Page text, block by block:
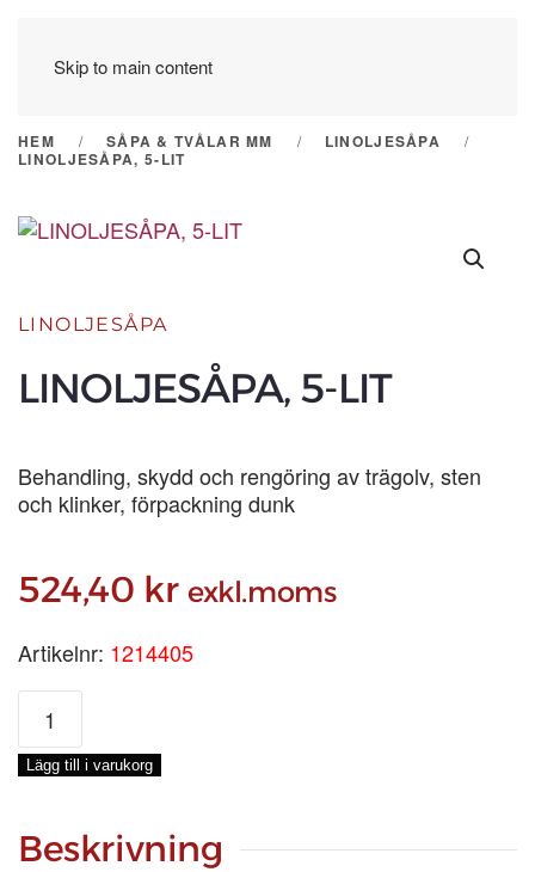
Skip to main content
HEM SÅPA & TVÅLAR MM
LINOLJESÅPA
LINOLJESÅPA, 5-LIT
LINOLJESÅPA
LINOLJESÅPA, 5-LIT
Behandling, skydd och rengöring av trägolv, sten
och klinker, förpackning dunk
524,40 kr exkl.moms
Artikelnr: 1214405
LINOLJESÅPA,
LIT
mängd
Lägg till i varukorg
Beskrivning